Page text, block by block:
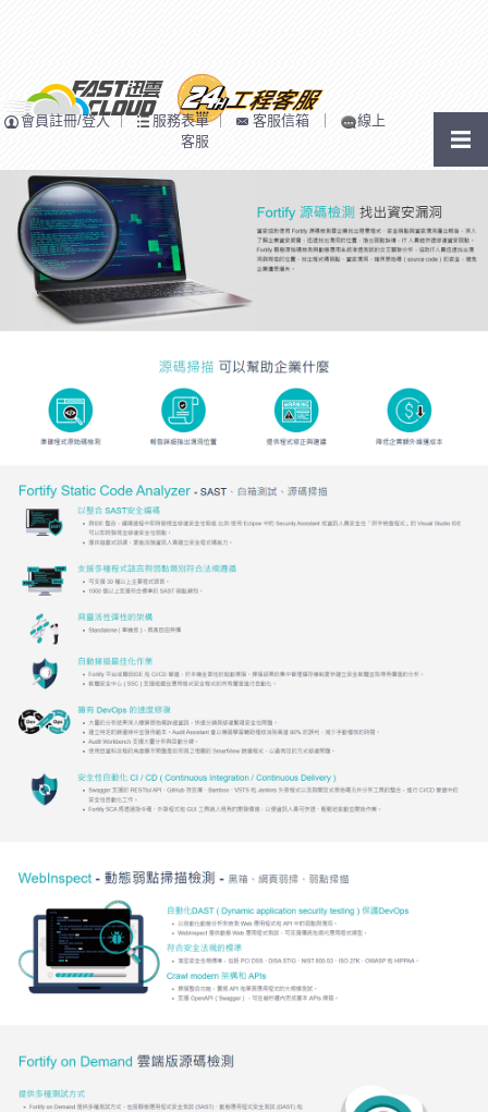
會員註冊/登入｜ 服務表單｜ 客服信箱 ｜
線上
客服